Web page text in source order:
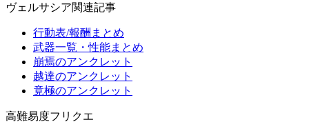
ヴェルサシア関連記事
行動表/報酬まとめ
武器一覧・性能まとめ
崩焉のアンクレット
越達のアンクレット
竟極のアンクレット
高難易度フリクエ